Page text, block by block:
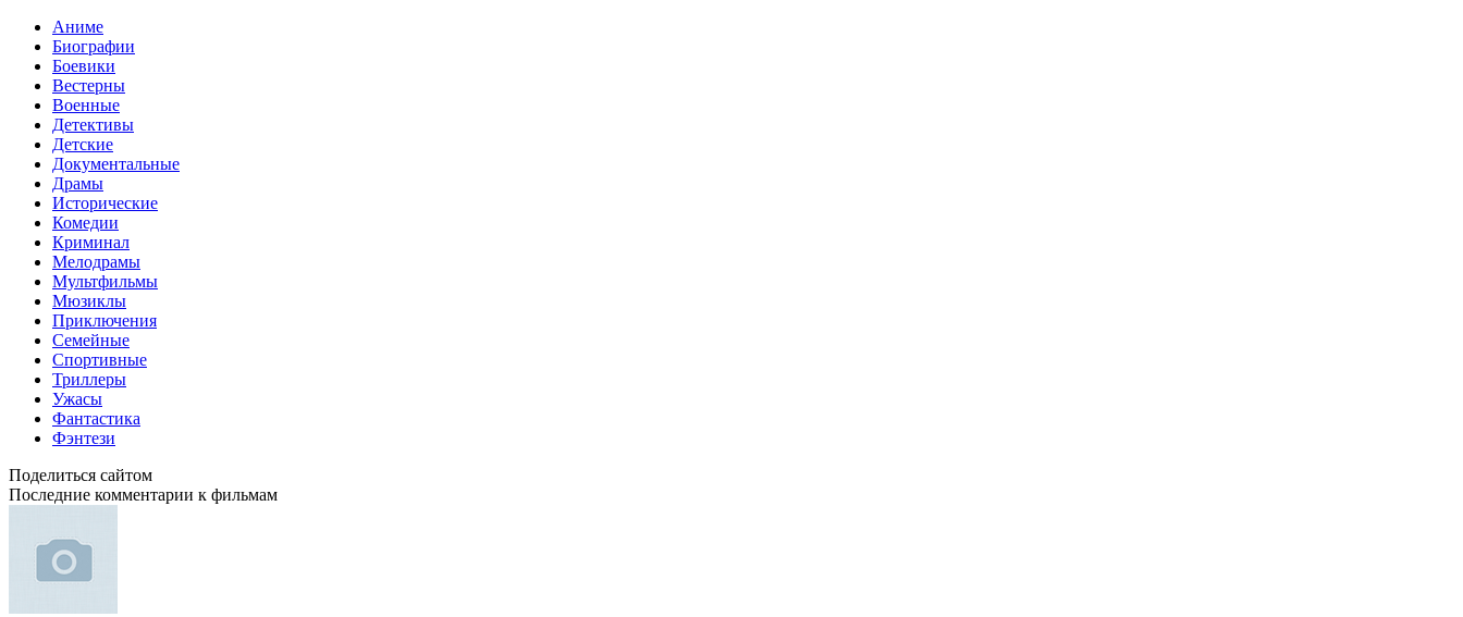
Аниме
Биографии
Боевики
Вестерны
Военные
Детективы
Детские
Документальные
Драмы
Исторические
Комедии
Криминал
Мелодрамы
Мультфильмы
Мюзиклы
Приключения
Семейные
Спортивные
Триллеры
Ужасы
Фантастика
Фэнтези
Поделиться сайтом
Последние комментарии к фильмам